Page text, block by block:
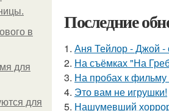
в
для
для
Последние
1. Аня Тейлор - Джой -
2. На съёмках "На
3. На пробах к фильму
4. Это вам не игрушки!
5. Нашумевший